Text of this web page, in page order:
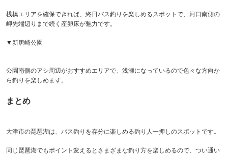
桟橋エリアを確保できれば、終日バス釣りを楽しめるスポットで、河口南側の
岬先端辺りまで続く産卵床が魅力です。
▼新唐崎公園
公園南側のアシ周辺がおすすめエリアで、浅瀬になっているので色々な方向か
ら釣りを楽しめます。
まとめ
大津市の琵琶湖は、バス釣りを存分に楽しめる釣り人一押しのスポットです。
同じ琵琶湖でもポイント変えるとさまざまな釣り方を楽しめるので、つい通い